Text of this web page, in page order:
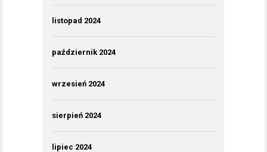
listopad 2024
październik 2024
wrzesień 2024
sierpień 2024
lipiec 2024